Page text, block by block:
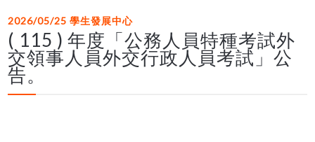
2026/05/25學生發展中心
( 115 ) 年度「公務人員特種考試外
交領事人員外交行政人員考試」公
告。